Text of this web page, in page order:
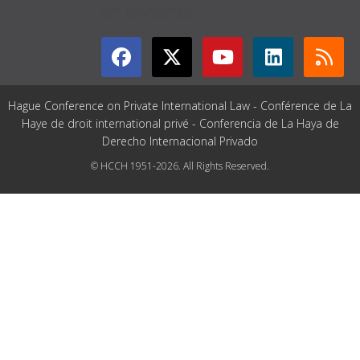
Hague Conference on Private International Law - Conférence de La
Haye de droit international privé - Conferencia de La Haya de
Derecho Internacional Privado
© HCCH 1951-2026. All Rights Reserved.